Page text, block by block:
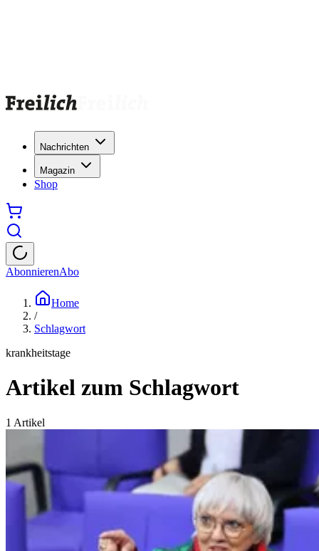
Nachrichten
Magazin
Shop
AbonnierenAbo
Home
/
Schlagwort
krankheitstage
Artikel zum Schlagwort
1 Artikel